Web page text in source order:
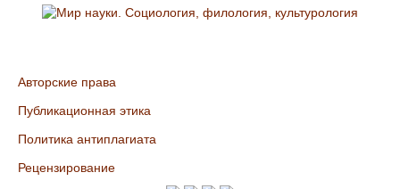
Авторские права
Публикационная этика
Политика антиплагиата
Рецензирование